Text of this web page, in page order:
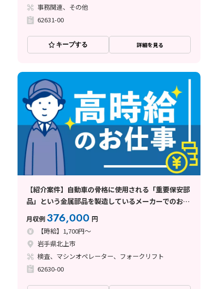
事務関連、その他
62631-00
キープする 詳細を見る
【紹介案件】自動車の骨格に使用される「重要保安部
品」という金属部品を製造しているメーカーでのお仕
月収例 376,000 円
【時給】1,700円～
岩手県北上市
検査、マシンオペレーター、フォークリフト
62630-00